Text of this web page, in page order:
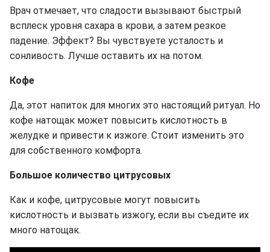
Врач отмечает, что сладости вызывают быстрый
всплеск уровня сахара в крови, а затем резкое
падение. Эффект? Вы чувствуете усталость и
сонливость. Лучше оставить их на потом.
Кофе
Да, этот напиток для многих это настоящий ритуал. Но
кофе натощак может повысить кислотность в
желудке и привести к изжоге. Стоит изменить это
для собственного комфорта.
Большое количество цитрусовых
Как и кофе, цитрусовые могут повысить
кислотность и вызвать изжогу, если вы съедите их
много натощак.